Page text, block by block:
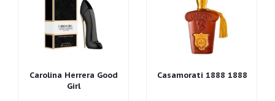
Carolina Herrera Good
Girl
Casamorati 1888 1888